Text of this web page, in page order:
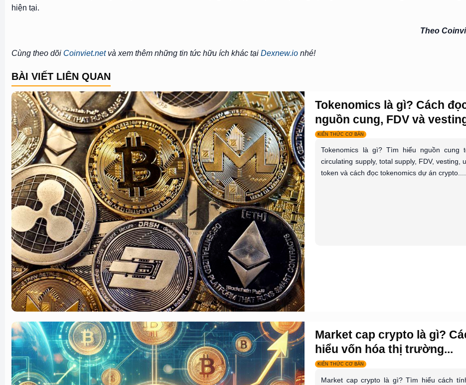
hiện tại.
Theo
Cùng theo dõi Coinviet.netvà xem thêm những tin tức hữu ích khác tại Dexnew.ionhé!
BÀI VIẾT LIÊN QUAN
Tokenomics là gì? Cách
nguồn cung, FDV và
KIẾN THỨC CƠ BẢN
Tokenomics là gì? Tìm hiểu nguồn cung
circulating supply, total supply, FDV, vesting,
token và cách đọc tokenomics dự án crypto....
Market cap crypto là gì?
hiểu vốn hóa thị trường...
KIẾN THỨC CƠ BẢN
Market cap crypto là gì? Tìm hiểu cách